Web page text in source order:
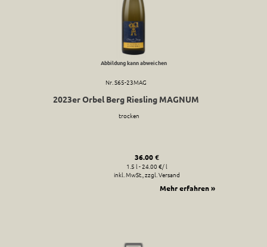
Abbildung kann abweichen
Nr. S65-23MAG
2023er Orbel Berg Riesling MAGNUM
trocken
36.00 €
1.5 l - 24.00 €/ l
inkl. MwSt., zzgl. Versand
Mehr erfahren »